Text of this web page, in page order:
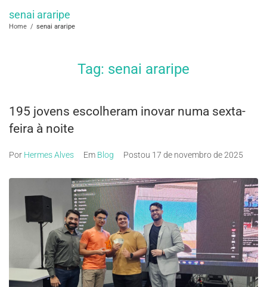
senai araripe
Home / senai araripe
Tag: senai araripe
195 jovens escolheram inovar numa sexta-
feira à noite
Por Hermes Alves Em Blog Postou 17 de novembro de 2025